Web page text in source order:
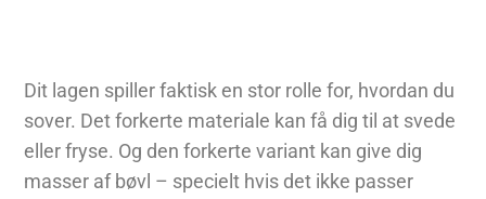
Dit lagen spiller faktisk en stor rolle for, hvordan du
sover. Det forkerte materiale kan få dig til at svede
eller fryse. Og den forkerte variant kan give dig
masser af bøvl – specielt hvis det ikke passer